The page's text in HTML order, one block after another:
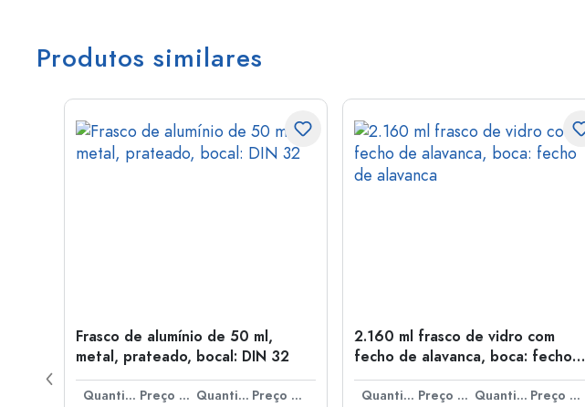
Produtos similares
Frasco de alumínio de 50 ml,
metal, prateado, bocal: DIN 32
Quantidade Preço por peça Quantidade
Preço por peça
2.160 ml frasco de vidro com
fecho de alavanca, boca: fecho
de alavanca
Quantidade Preço por peça Quantidade
Preço por peça